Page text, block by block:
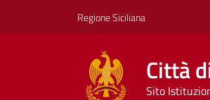
Regione Siciliana
Città
Sito